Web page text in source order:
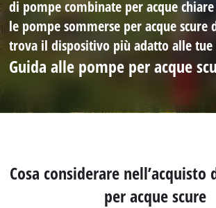
di pompe combinate per acque
le pompe sommerse per acque scure
trova il dispositivo più adatto alle tue
Guida alle pompe per acque
Cosa considerare
per acque scure